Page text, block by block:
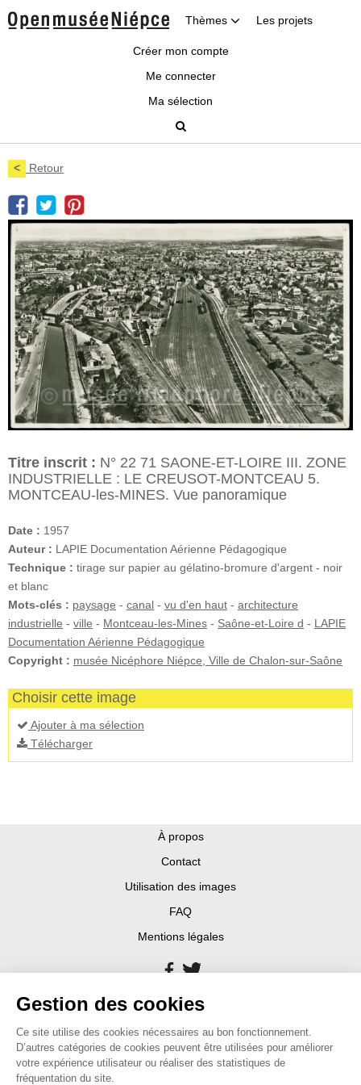
Thèmes Les projets
Créer mon compte
Me connecter
Ma sélection
< Retour
Titre inscrit : N° 22 71 SAONE-ET-LOIRE III. ZONE
INDUSTRIELLE : LE CREUSOT-MONTCEAU 5.
MONTCEAU-les-MINES. Vue panoramique
Date : 1957
Auteur : LAPIE Documentation Aérienne Pédagogique
Technique : tirage sur papier au gélatino-bromure d'argent - noir
et blanc
Mots-clés : paysage - canal - vu d'en haut - architecture
industrielle - ville - Montceau-les-Mines - Saône-et-Loire d - LAPIE
Documentation Aérienne Pédagogique
Copyright : musée Nicéphore Niépce, Ville de Chalon-sur-Saône
Choisir cette image
Ajouter à ma sélection
Télécharger
À propos
Contact
Utilisation des images
FAQ
Mentions légales
Gestion des cookies
Ce site utilise des cookies nécessaires au bon fonctionnement.
D’autres catégories de cookies peuvent être utilisées pour améliorer
votre expérience utilisateur ou réaliser des statistiques de
fréquentation du site.